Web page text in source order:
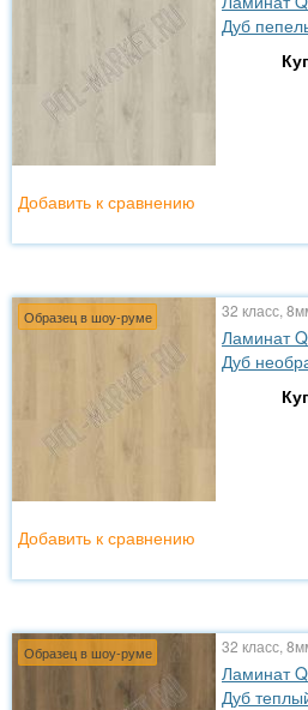
Дуб
Добавить к сравнению
Образец в шоу-руме 32 класс,
Ламинат
Дуб
Добавить к сравнению
Образец в шоу-руме 32 класс,
Ламинат
Дуб